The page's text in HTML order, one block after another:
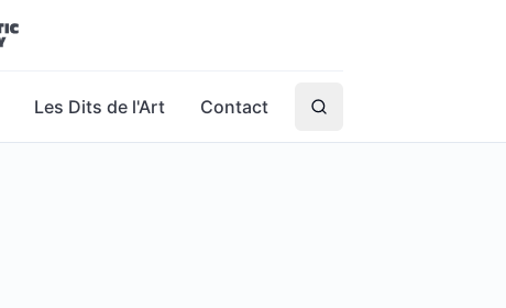
Les Dits de l'Art Contact